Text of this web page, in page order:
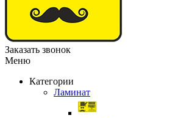
Заказать звонок
Меню
Категории
Ламинат